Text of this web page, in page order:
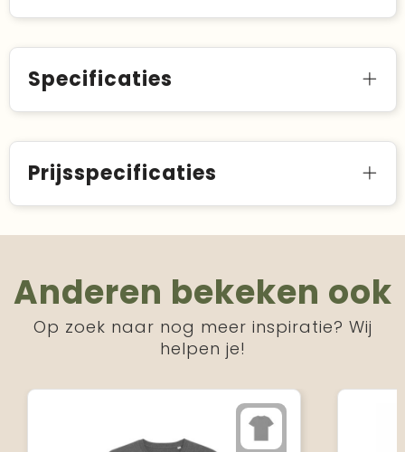
Specificaties
Prijsspecificaties
Anderen bekeken ook
Op zoek naar nog meer inspiratie? Wij
helpen je!